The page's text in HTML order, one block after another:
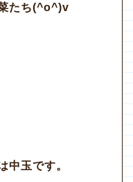
たち(^o^)v
中玉です。